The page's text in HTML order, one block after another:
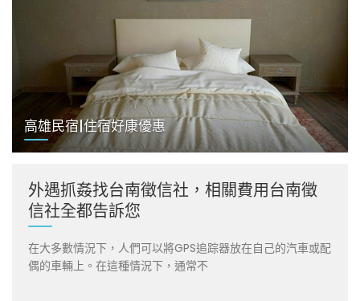
高雄民宿|住宿好康優惠
外遇抓姦找台南徵信社，相關費用台南徵
信社全都告訴您
在大多數情況下，人們可以將GPS追踪器放在自己的汽車或配
偶的車輛上。在這種情況下，通常不